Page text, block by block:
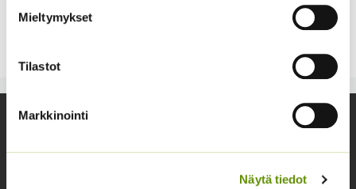
Mieltymykset
Tilastot
Markkinointi
Näytä tiedot
kun entinen ruukku on aivan täynnä. Määrä 1 kpl sipuli.
Asiakaspalvelu avoinna arkisin klo 10-17